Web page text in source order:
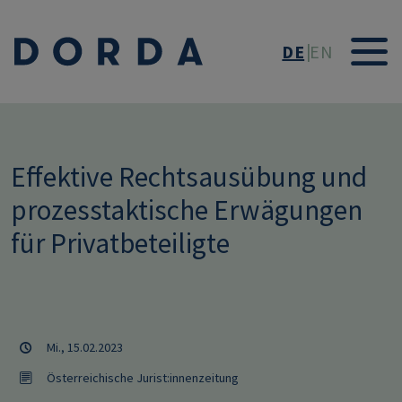
DE EN
Effektive Rechtsausübung und
prozesstaktische Erwägungen
für Privatbeteiligte
Mi., 15.02.2023
Österreichische Jurist:innenzeitung